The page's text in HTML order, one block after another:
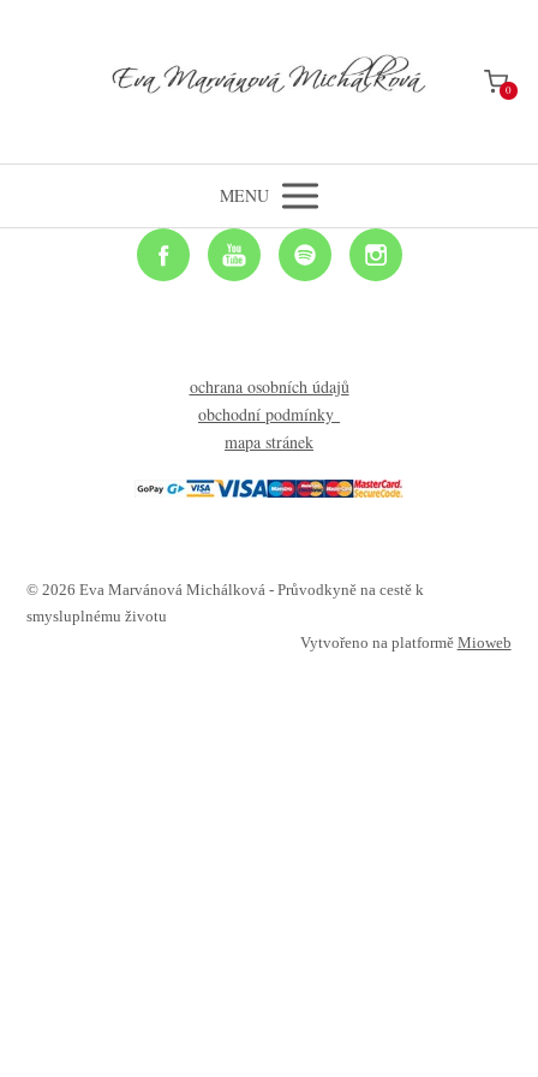
0
MENU
ochrana osobních údajů
obchodní podmínky
mapa stránek
© 2026 Eva Marvánová Michálková - Průvodkyně na cestě k
smysluplnému životu
Vytvořeno na platformě Mioweb